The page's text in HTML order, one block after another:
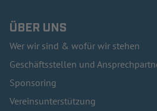
ÜBER UNS
Wer wir sind & wofür wir stehen
Geschäftsstellen und
Sponsoring
Vereinsunterstützung